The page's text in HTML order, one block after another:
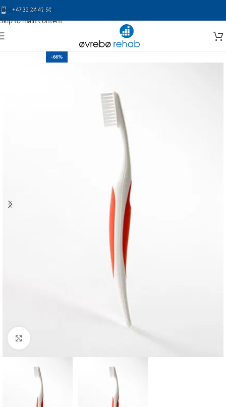
Skip to navigation
Skip to main content
+47 32 24 42 50
-66%
Click to enlarge